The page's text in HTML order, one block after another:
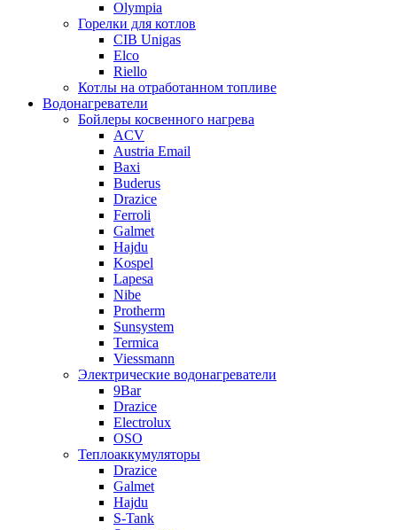
Olympia
Горелки для котлов
CIB Unigas
Elco
Riello
Котлы на отработанном топливе
Водонагреватели
Бойлеры косвенного нагрева
ACV
Austria Email
Baxi
Buderus
Drazice
Ferroli
Galmet
Hajdu
Kospel
Lapesa
Nibe
Protherm
Sunsystem
Termica
Viessmann
Электрические водонагреватели
9Bar
Drazice
Electrolux
OSO
Теплоаккумуляторы
Drazice
Galmet
Hajdu
S-Tank